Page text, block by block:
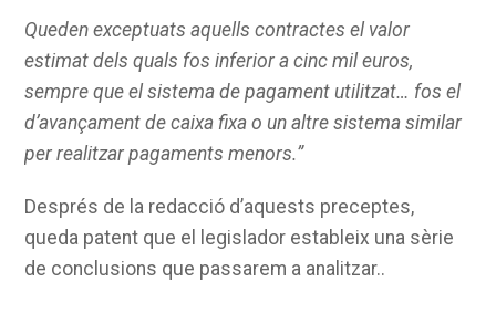
Queden exceptuats aquells contractes el valor
estimat dels quals fos inferior a cinc mil euros,
sempre que el sistema de pagament utilitzat… fos el
d’avançament de caixa fixa o un altre sistema similar
per realitzar pagaments menors.”
Després de la redacció d’aquests preceptes,
queda patent que el legislador estableix una sèrie
de conclusions que passarem a analitzar..